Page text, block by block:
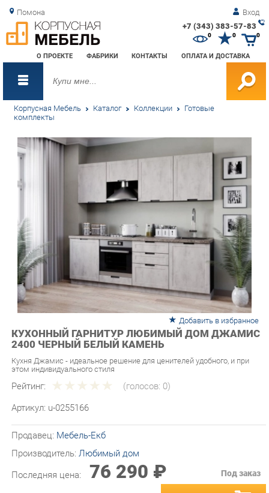
Помона Вход
+7 (343) 383-57-83
О ПРОЕКТЕ ФАБРИКИ КОНТАКТЫ ОПЛАТА И ДОСТАВКА
0 0
Корпусная Мебель Каталог Коллекции Готовые
комплекты
Добавить в избранное
КУХОННЫЙ ГАРНИТУР ЛЮБИМЫЙ ДОМ ДЖАМИС
2400 ЧЕРНЫЙ БЕЛЫЙ КАМЕНЬ
Кухня Джамис - идеальное решение для ценителей удобного, и при
Рейтинг:
Артикул: u-0255166
Производитель:Любимый дом
Последняя цена: 76 290 ₽
- ЗАКАЗАТЬ